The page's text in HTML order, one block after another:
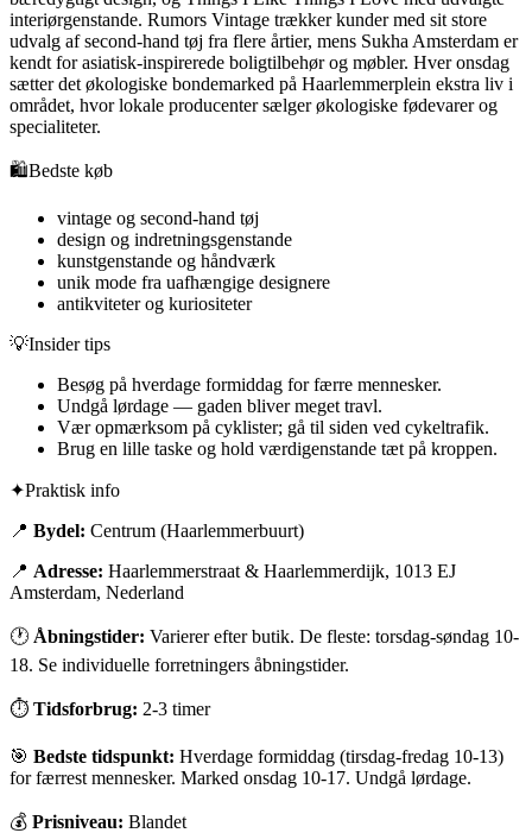
interiørgenstande. Rumors Vintage trækker kunder med sit store
udvalg af second-hand tøj fra flere årtier, mens Sukha Amsterdam er
kendt for asiatisk-inspirerede boligtilbehør og møbler. Hver onsdag
sætter det økologiske bondemarked på Haarlemmerplein ekstra liv i
området, hvor lokale producenter sælger økologiske fødevarer og
specialiteter.
🛍️Bedste køb
vintage og second-hand tøj
design og indretningsgenstande
kunstgenstande og håndværk
unik mode fra uafhængige designere
antikviteter og kuriositeter
💡Insider tips
Besøg på hverdage formiddag for færre mennesker.
Undgå lørdage — gaden bliver meget travl.
Vær opmærksom på cyklister; gå til siden ved cykeltrafik.
Brug en lille taske og hold værdigenstande tæt på kroppen.
✦Praktisk info
📍 Bydel: Centrum (Haarlemmerbuurt)
📍 Adresse: Haarlemmerstraat & Haarlemmerdijk, 1013 EJ
Amsterdam, Nederland
🕐 Åbningstider: Varierer efter butik. De fleste: torsdag-søndag 10-
18. Se individuelle forretningers åbningstider.
⏱ Tidsforbrug: 2-3 timer
🎯 Bedste tidspunkt: Hverdage formiddag (tirsdag-fredag 10-13)
for færrest mennesker. Marked onsdag 10-17. Undgå lørdage.
💰 Prisniveau: Blandet